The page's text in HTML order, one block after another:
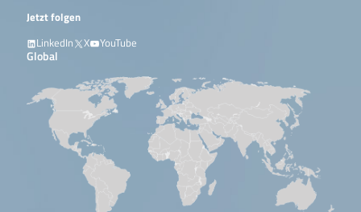
Jetzt folgen
LinkedIn
X YouTube
Global